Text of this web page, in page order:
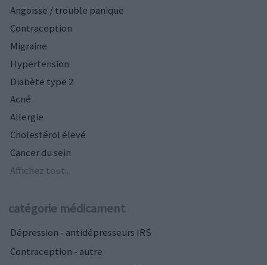
Angoisse / trouble panique
Contraception
Migraine
Hypertension
Diabète type 2
Acné
Allergie
Cholestérol élevé
Cancer du sein
Affichez tout...
catégorie médicament
Dépression - antidépresseurs IRS
Contraception - autre